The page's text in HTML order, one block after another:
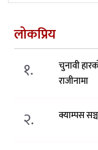
लोकप्रिय
१.
चुनावी
राजीनामा
२. क्याम्पस